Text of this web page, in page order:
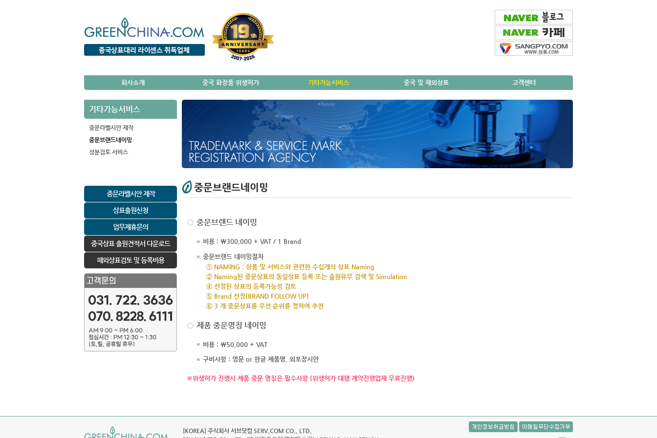
회사소개 중국 화장품 위생허가 기타가능서비스 중국 및 해외상표 고객센터
기타가능서비스
중문라벨시안 제작
중문브랜드네이밍
성분검토 서비스
중문라벨시안 제작
상표출원신청
업무제휴문의
중국상표 출원견적서 다운로드
해외상표검토 및 등록비용
중문브랜드네이밍
중문브랜드 네이밍
비용 : ￦300,000 + VAT / 1 Brand
중문브랜드 네이밍절차
① NAMING : 상품 및 서비스와 관련한 수십개의 상표 Naming
② Naming된 중문상표의 동일상표 등록 또는 출원유무 검색 및 Simulation
④ 선정된 상표의 등록가능성 검토
⑤ Brand 선정(BRAND FOLLOW UP)
⑥ 3 개 중문상표를 우선 순위를 정하여 추천
제품 중문명칭 네이밍
비용 : ￦50,000 + VAT
구비사항 : 영문 or 한글 제품명, 외포장시안
※위생허가 진행시 제품 중문 명칭은 필수사항 (위생허가 대행 계약진행업체 무료진행)
[KOREA] 주식회사 서브닷컴 SERV.COM CO., LTD.